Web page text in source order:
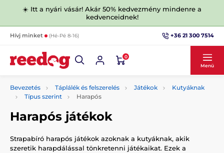
☀️ Itt a nyári vásár! Akár 50% kedvezmény mindenre a
kedvenceidnek!
Hívj minket (Hé-Pé 8-16) +36 21 300 7514
0
Menü
Bevezetés Táplálék és felszerelés Játékok
Kutyáknak
Típus szerint
Harapós
Harapós játékok
Strapabíró harapós játékok azoknak a kutyáknak, akik
szeretik harapdálással tönkretenni játékaikat. Ezek a